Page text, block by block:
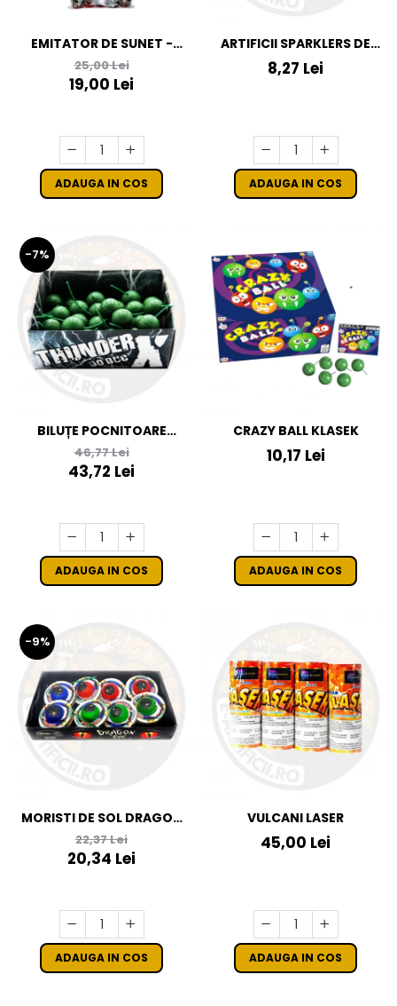
EMITATOR DE SUNET -
SCREAM M
25,00 Lei
19,00 Lei
ADAUGA IN COS
ARTIFICII SPARKLERS DE
MANA INIMA - STELUTE DE
BRAD 24*8 CM - SET 5 BUC
8,27 Lei
ADAUGA IN COS
-7%
BILUȚE POCNITOARE
THUNDER X
46,77 Lei
43,72 Lei
ADAUGA IN COS
CRAZY BALL KLASEK
10,17 Lei
ADAUGA IN COS
-9%
MORISTI DE SOL DRAGON
EYE
22,37 Lei
20,34 Lei
ADAUGA IN COS
VULCANI LASER
45,00 Lei
ADAUGA IN COS